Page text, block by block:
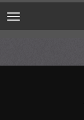
Menu